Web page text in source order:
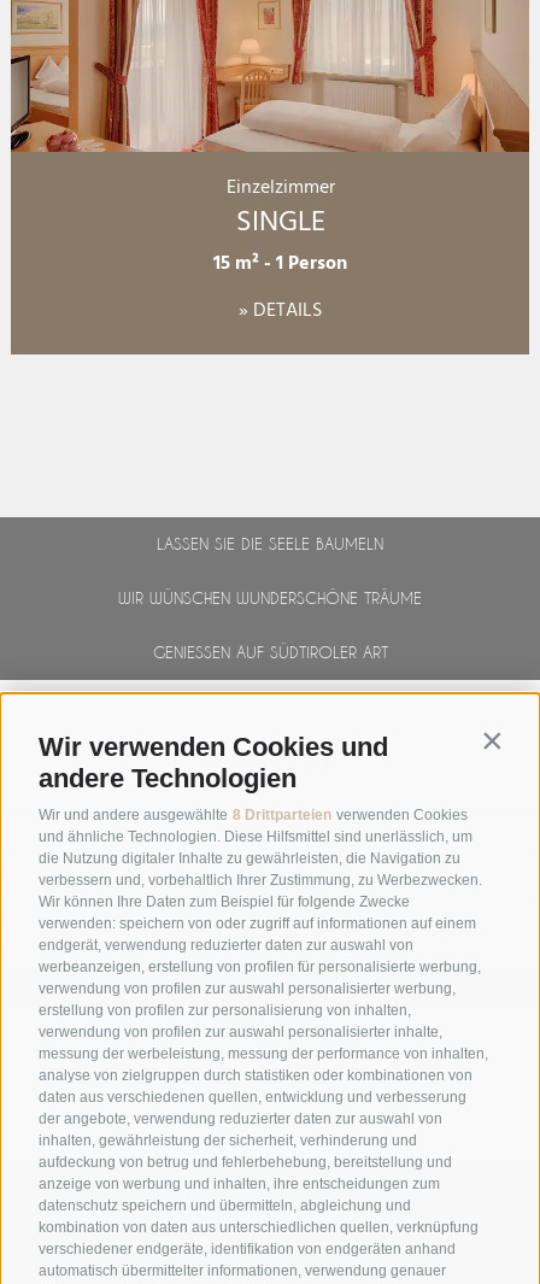
Wir verwenden Cookies und
andere Technologien
Wir und andere ausgewählte 8 Drittparteien verwenden Cookies
und ähnliche Technologien. Diese Hilfsmittel sind unerlässlich, um
die Nutzung digitaler Inhalte zu gewährleisten, die Navigation zu
verbessern und, vorbehaltlich Ihrer Zustimmung, zu Werbezwecken.
Wir können Ihre Daten zum Beispiel für folgende Zwecke
verwenden: speichern von oder zugriff auf informationen auf einem
endgerät, verwendung reduzierter daten zur auswahl von
werbeanzeigen, erstellung von profilen für personalisierte werbung,
verwendung von profilen zur auswahl personalisierter werbung,
erstellung von profilen zur personalisierung von inhalten,
verwendung von profilen zur auswahl personalisierter inhalte,
messung der werbeleistung, messung der performance von inhalten,
analyse von zielgruppen durch statistiken oder kombinationen von
daten aus verschiedenen quellen, entwicklung und verbesserung
der angebote, verwendung reduzierter daten zur auswahl von
inhalten, gewährleistung der sicherheit, verhinderung und
aufdeckung von betrug und fehlerbehebung, bereitstellung und
anzeige von werbung und inhalten, ihre entscheidungen zum
datenschutz speichern und übermitteln, abgleichung und
kombination von daten aus unterschiedlichen quellen, verknüpfung
verschiedener endgeräte, identifikation von endgeräten anhand
automatisch übermittelter informationen, verwendung genauer
Einzelzimmer
SINGLE
15 m²-1 Person
» DETAILS
LASSEN SIE DIE SEELE BAUMELN
WIR WÜNSCHEN WUNDERSCHÖNE TRÄUME
GENIESSEN AUF SÜDTIROLER ART
NEWSLETTER
ANMELDEN
GALERIE
+39 0474 548009